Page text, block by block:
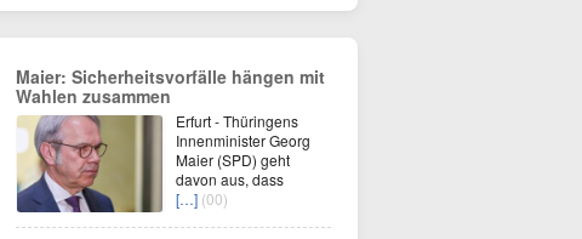
Maier: Sicherheitsvorfälle hängen mit
Wahlen zusammen
Erfurt - Thüringens
Innenminister Georg
Maier (SPD) geht
davon aus, dass
[…] (00)